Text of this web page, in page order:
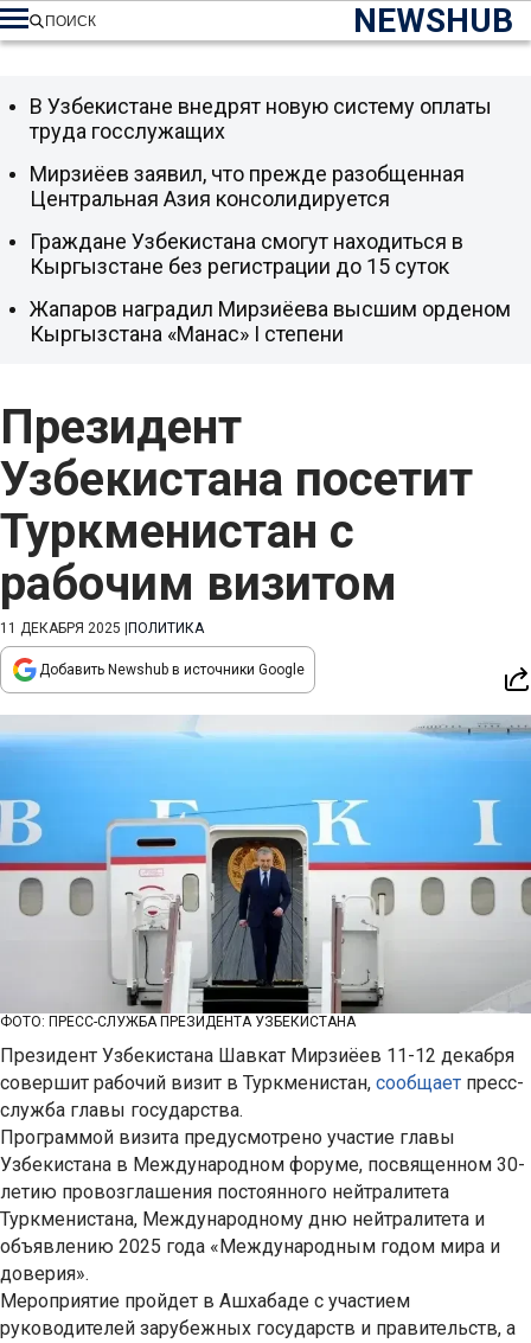
NEWSHUB
ПОИСК
Президент
Узбекистана посетит
Туркменистан с
рабочим визитом
11 ДЕКАБРЯ 2025 ПОЛИТИКА
Добавить Newshub в источники Google
ФОТО: ПРЕСС-СЛУЖБА ПРЕЗИДЕНТА УЗБЕКИСТАНА
Президент Узбекистана Шавкат Мирзиёев 11-12 декабря
совершит рабочий визит в Туркменистан, сообщает пресс-
служба главы государства.
Программой визита предусмотрено участие главы
Узбекистана в Международном форуме, посвященном 30-
летию провозглашения постоянного нейтралитета
Туркменистана, Международному дню нейтралитета и
объявлению 2025 года «Международным годом мира и
доверия».
Мероприятие пройдет в Ашхабаде с участием
руководителей зарубежных государств и правительств, а
В Узбекистане внедрят новую систему оплаты
труда госслужащих
Мирзиёев заявил, что прежде разобщенная
Центральная Азия консолидируется
Граждане Узбекистана смогут находиться в
Кыргызстане без регистрации до 15 суток
Жапаров наградил Мирзиёева высшим орденом
Кыргызстана «Манас» I степени